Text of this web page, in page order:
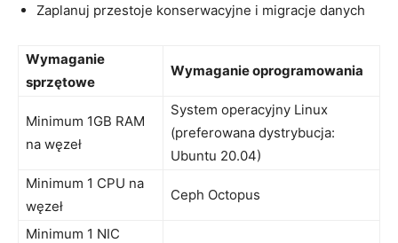
Zaplanuj przestoje konserwacyjne i migracje ⁣danych
Wymaganie ​
sprzętowe
Wymaganie oprogramowania
Minimum 1GB RAM
na węzeł
System⁣ operacyjny Linux
(preferowana dystrybucja:
Ubuntu 20.04)
Minimum ⁤1⁣ CPU na
węzeł
Ceph Octopus
Minimum 1 NIC